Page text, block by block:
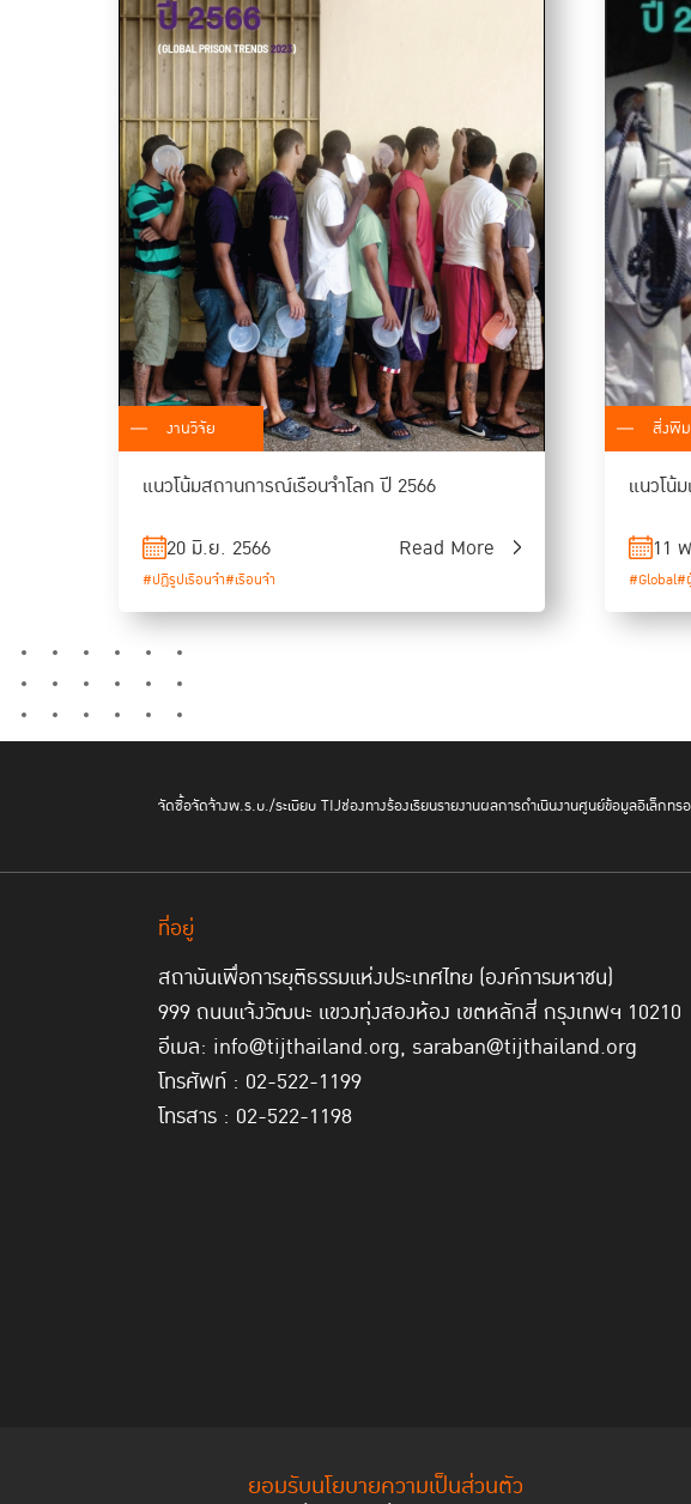
ยอมรับนโยบายความเป็นส่วนตัว
งานวิจัย
แนวโน้มสถานการณ์เรือนจำโลก ปี 2566
20 มิ.ย. 2566
Read More
#ปฏิรูปเรือนจำ#เรือนจำ
สิ่งพิ
แนวโน้
11
#Global#
จัดซื้อจัดจ้างพ.ร.บ./ระเบียบ TIJช่องทางร้องเรียนรายงานผลการดำเนินงานศูนย์ข้อมูลอิเล็กทร
ที่อยู่
สถาบันเพื่อการยุติธรรมแห่งประเทศไทย (องค์การมหาชน)
999 ถนนแจ้งวัฒนะ แขวงทุ่งสองห้อง เขตหลักสี่ กรุงเทพฯ 10210
อีเมล: info@tijthailand.org, saraban@tijthailand.org
โทรศัพท์ : 02-522-1199
โทรสาร : 02-522-1198